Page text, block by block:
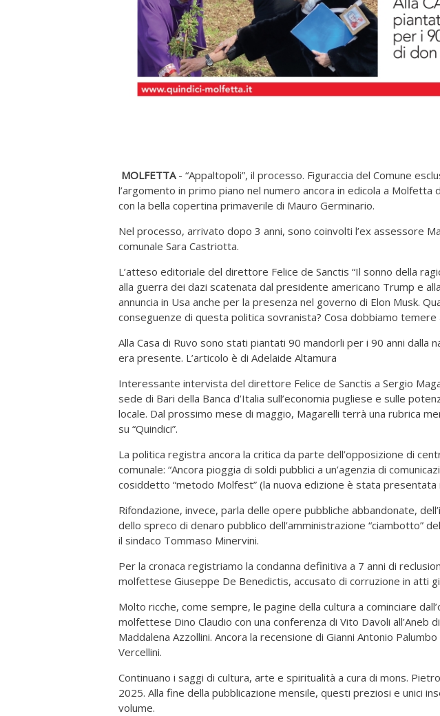
MOLFETTA- “Appaltopoli”, il processo. Figuraccia del Comune
l’argomento in primo piano nel numero ancora in edicola a Molfetta
con la bella copertina primaverile di Mauro Germinario.
Nel processo, arrivato dopo 3 anni, sono coinvolti l’ex assessore
comunale Sara Castriotta.
L’atteso editoriale del direttore Felice de Sanctis “Il sonno della
alla guerra dei dazi scatenata dal presidente americano Trump e
annuncia in Usa anche per la presenza nel governo di Elon Musk.
conseguenze di questa politica sovranista? Cosa dobbiamo temere
Alla Casa di Ruvo sono stati piantati 90 mandorli per i 90 anni dalla
era presente. L’articolo è di Adelaide Altamura
Interessante intervista del direttore Felice de Sanctis a Sergio
sede di Bari della Banca d’Italia sull’economia pugliese e sulle
locale. Dal prossimo mese di maggio, Magarelli terrà una rubrica
su “Quindici”.
La politica registra ancora la critica da parte dell’opposizione di
comunale: “Ancora pioggia di soldi pubblici a un’agenzia di
cosiddetto “metodo Molfest” (la nuova edizione è stata presentata
Rifondazione, invece, parla delle opere pubbliche abbandonate,
dello spreco di denaro pubblico dell’amministrazione “ciambotto”
il sindaco Tommaso Minervini.
Per la cronaca registriamo la condanna definitiva a 7 anni di
molfettese Giuseppe De Benedictis, accusato di corruzione in atti
Molto ricche, come sempre, le pagine della cultura a cominciare
molfettese Dino Claudio con una conferenza di Vito Davoli all’Aneb
Maddalena Azzollini. Ancora la recensione di Gianni Antonio
Vercellini.
Continuano i saggi di cultura, arte e spiritualità a cura di mons.
2025. Alla fine della pubblicazione mensile, questi preziosi e unici
volume.